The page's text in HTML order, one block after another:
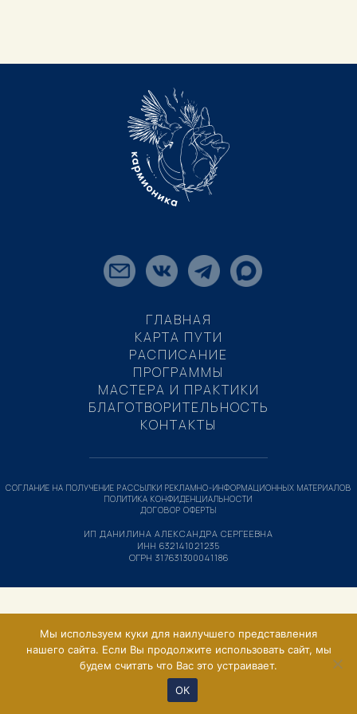
ГЛАВНАЯ
КАРТА ПУТИ
РАСПИСАНИЕ
ПРОГРАММЫ
МАСТЕРА И ПРАКТИКИ
БЛАГОТВОРИТЕЛЬНОСТЬ
КОНТАКТЫ
ИП ДАНИЛИНА АЛЕКСАНДРА СЕРГЕЕВНА
ИНН 632141021235
ОГРН 317631300041186
СОГЛАНИЕ НА ПОЛУЧЕНИЕ РАССЫЛКИ РЕКЛАМНО-ИНФОРМАЦИОННЫХ МАТЕРИАЛОВ
ПОЛИТИКА КОНФИДЕНЦИАЛЬНОСТИ
ДОГОВОР ОФЕРТЫ
Мы используем куки для наилучшего представления
нашего сайта. Если Вы продолжите использовать сайт, мы
будем считать что Вас это устраивает.
ОК